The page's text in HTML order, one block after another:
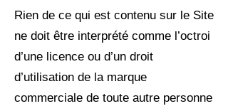
Rien de ce qui est contenu sur le Site
ne doit être interprété comme l’octroi
d’une licence ou d’un droit
d’utilisation de la marque
commerciale de toute autre personne